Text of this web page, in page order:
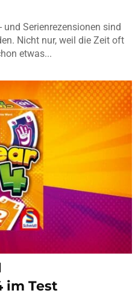
Serienrezensionen sind
Nicht nur, weil die Zeit oft
etwas...
im Test